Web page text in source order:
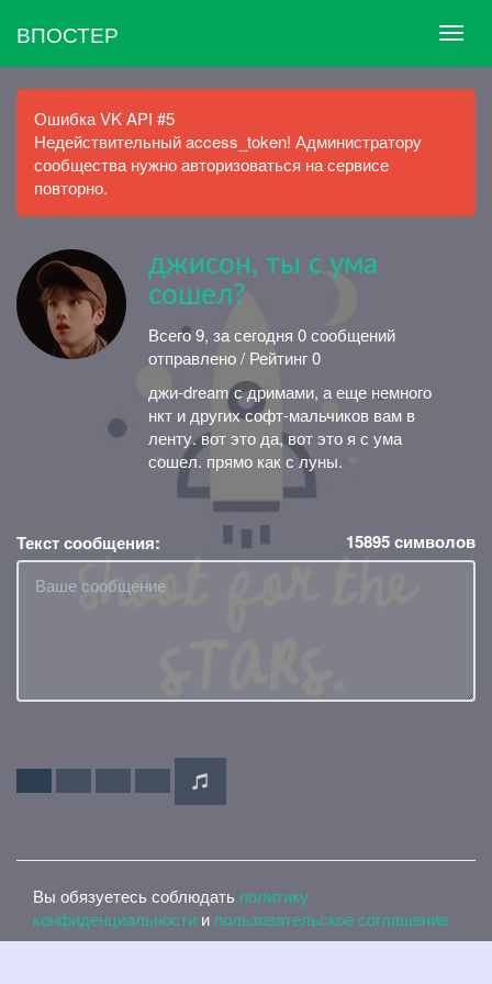
ВПОСТЕР
Ошибка VK API #5
Недействительный access_token! Администратору
сообщества нужно авторизоваться на сервисе
повторно.
джисон, ты с ума
сошел?
Всего 9, за сегодня 0 сообщений
отправлено / Рейтинг 0
джи-dream с дримами, а еще немного
нкт и других софт-мальчиков вам в
ленту. вот это да, вот это я с ума
сошел. прямо как с луны.
Текст сообщения: 15895символов
Вы обязуетесь соблюдать политику
конфиденциальности и пользовательское соглашение